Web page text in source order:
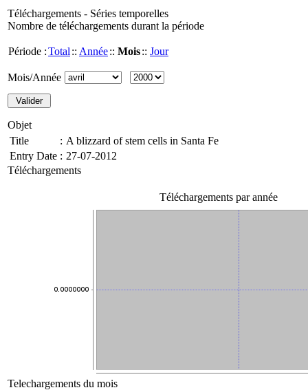
Téléchargements - Séries temporelles
Nombre de téléchargements durant la période
Période :Total :: Année:: Mois:: Jour
Mois/Année
Objet
Title
: A blizzard of stem cells in Santa Fe
Entry Date : 27-07-2012
Téléchargements
Téléchargements par année
Telechargements du mois